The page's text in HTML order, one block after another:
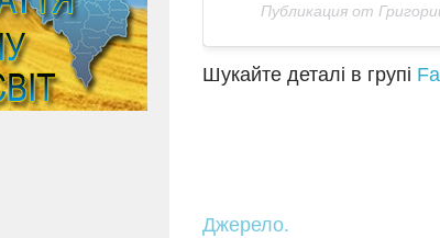
Публикация от
Шукайте деталі в групі
Джерело.